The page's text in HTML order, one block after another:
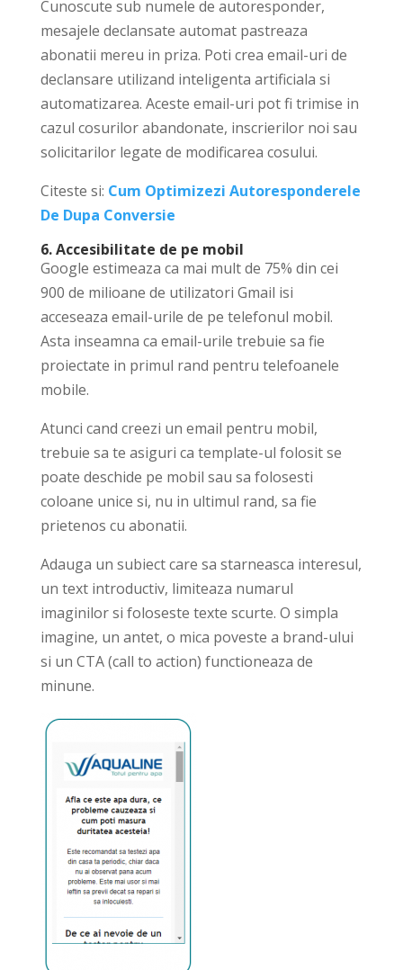
Cunoscute sub numele de autoresponder,
mesajele declansate automat pastreaza
abonatii mereu in priza. Poti crea email-uri de
declansare utilizand inteligenta artificiala si
automatizarea. Aceste email-uri pot fi trimise in
cazul cosurilor abandonate, inscrierilor noi sau
solicitarilor legate de modificarea cosului.
Citeste si: Cum Optimizezi Autoresponderele
De Dupa Conversie
6. Accesibilitate de pe mobil
Google estimeaza ca mai mult de 75% din cei
900 de milioane de utilizatori Gmail isi
acceseaza email-urile de pe telefonul mobil.
Asta inseamna ca email-urile trebuie sa fie
proiectate in primul rand pentru telefoanele
mobile.
Atunci cand creezi un email pentru mobil,
trebuie sa te asiguri ca template-ul folosit se
poate deschide pe mobil sau sa folosesti
coloane unice si, nu in ultimul rand, sa fie
prietenos cu abonatii.
Adauga un subiect care sa starneasca interesul,
un text introductiv, limiteaza numarul
imaginilor si foloseste texte scurte. O simpla
imagine, un antet, o mica poveste a brand-ului
si un CTA (call to action) functioneaza de
minune.